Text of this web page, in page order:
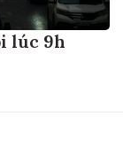
lúc 9h